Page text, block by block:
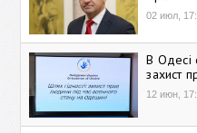
02 июл,
В Одесі
захист
12 июн,